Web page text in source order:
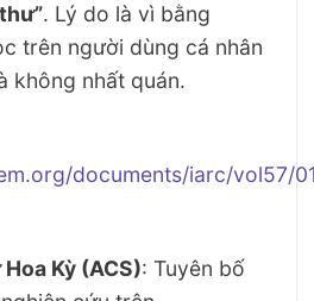
. Lý do là vì bằng
trên người dùng cá nhân
không nhất quán.
documents/iarc/vol57/
Kỳ (ACS): Tuyên bố